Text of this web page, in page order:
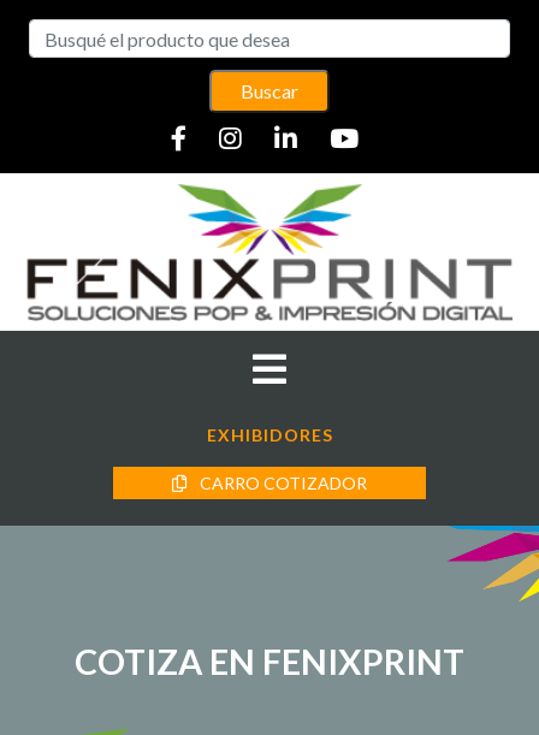
Buscar
EXHIBIDORES
CARRO COTIZADOR
COTIZA EN FENIXPRINT